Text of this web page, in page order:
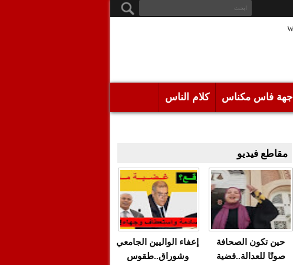
جهة فاس مكناس كلام الناس
مقاطع فيديو
حين تكون الصحافة
صوتًا للعدالة..قضية
إعفاء الواليين الجامعي
وشوراق..طقوس